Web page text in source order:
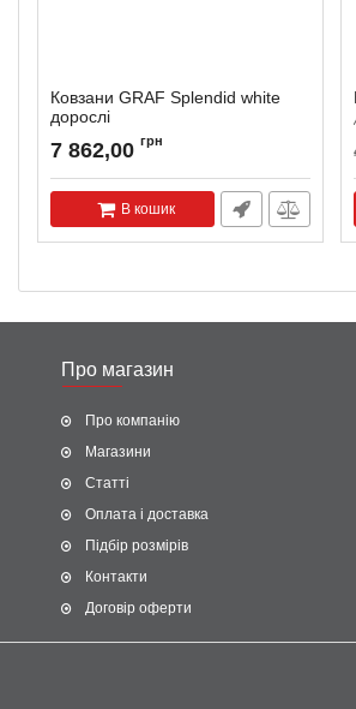
Ковзани GRAF Splendid white
дорослі
SPLEN-MW-36
7 862,00 грн
В кошик
Про магазин
Про компанію
Магазини
Статті
Оплата і доставка
Підбір розмірів
Контакти
Договір оферти